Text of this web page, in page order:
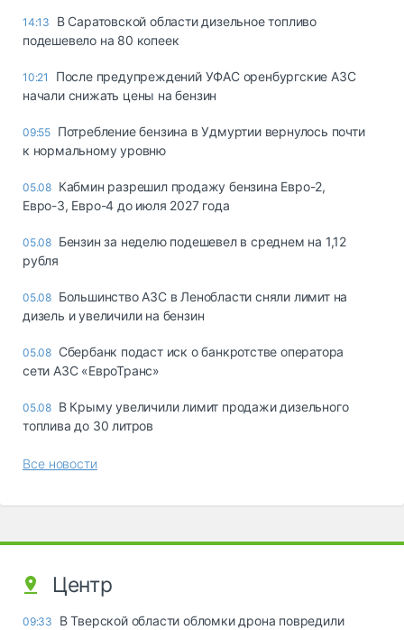
14:13
В Саратовской области дизельное топливо
подешевело на 80 копеек
10:21
После предупреждений УФАС оренбургские АЗС
начали снижать цены на бензин
09:55 Потребление бензина в Удмуртии вернулось почти
к нормальному уровню
05.08 Кабмин разрешил продажу бензина Евро-2,
Евро-3, Евро-4 до июля 2027 года
05.08 Бензин за неделю подешевел в среднем на 1,12
рубля
05.08 Большинство АЗС в Ленобласти сняли лимит на
дизель и увеличили на бензин
05.08 Сбербанк подаст иск о банкротстве оператора
сети АЗС «ЕвроТранс»
05.08 В Крыму увеличили лимит продажи дизельного
топлива до 30 литров
Все новости
Центр
09:33
В Тверской области обломки дрона повредили